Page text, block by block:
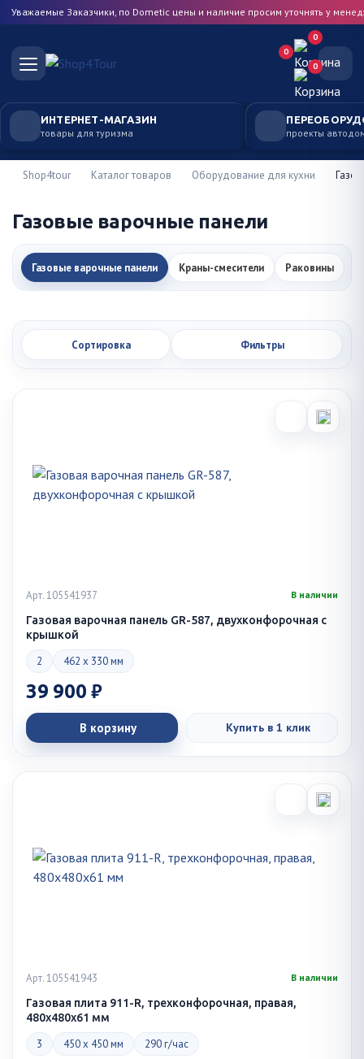
Уважаемые Заказчики, по Dometic цены и наличие просим уточнять у
0
0
0
ИНТЕРНЕТ-МАГАЗИН
товары для туризма проекты
Shop4tour Каталог товаров Оборудование для кухни
Газовые варочные панели
Газовые варочные панели Краны-смесители Раковины
Сортировка Фильтры
Арт. 105541937 В наличии
Газовая варочная панель GR-587, двухконфорочная с
крышкой
2 462 x 330 мм
39 900 ₽
В корзину Купить в 1 клик
Арт. 105541943 В наличии
Газовая плита 911-R, трехконфорочная, правая,
480х480х61 мм
3 450 x 450 мм 290 г/час